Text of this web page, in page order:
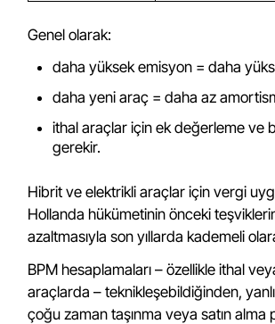
Genel olarak:
daha yüksek emisyon = daha
daha yeni araç = daha az
ithal araçlar için ek değerleme ve
gerekir.
Hibrit ve elektrikli araçlar için vergi
Hollanda hükümetinin önceki teşviklerin
azaltmasıyla son yıllarda kademeli
BPM hesaplamaları – özellikle ithal
araçlarda – teknikleşebildiğinden,
çoğu zaman taşınma veya satın alma